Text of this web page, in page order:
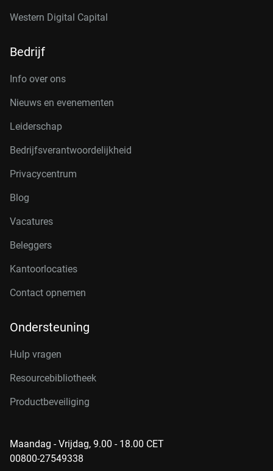
Western Digital Capital
Bedrijf
Info over ons
Nieuws en evenementen
Leiderschap
Bedrijfsverantwoordelijkheid
Privacycentrum
Blog
Vacatures
Beleggers
Kantoorlocaties
Contact opnemen
Ondersteuning
Hulp vragen
Resourcebibliotheek
Productbeveiliging
Maandag - Vrijdag, 9.00 - 18.00 CET
00800-27549338